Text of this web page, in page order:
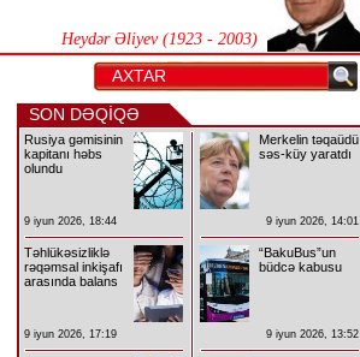
Heydər Əliyev (1923 - 2003)
SON DƏQİQƏ
Rusiya gəmisinin
kapitanı həbs
olundu
9 iyun 2026, 18:44
Təhlükəsizliklə
rəqəmsal inkişafı
arasında balans
9 iyun 2026, 17:19
Merkelin təqaüdü
səs-küy yaratdı
9 iyun 2026, 14:01
“BakuBus”un
büdcə kabusu
9 iyun 2026, 13:52